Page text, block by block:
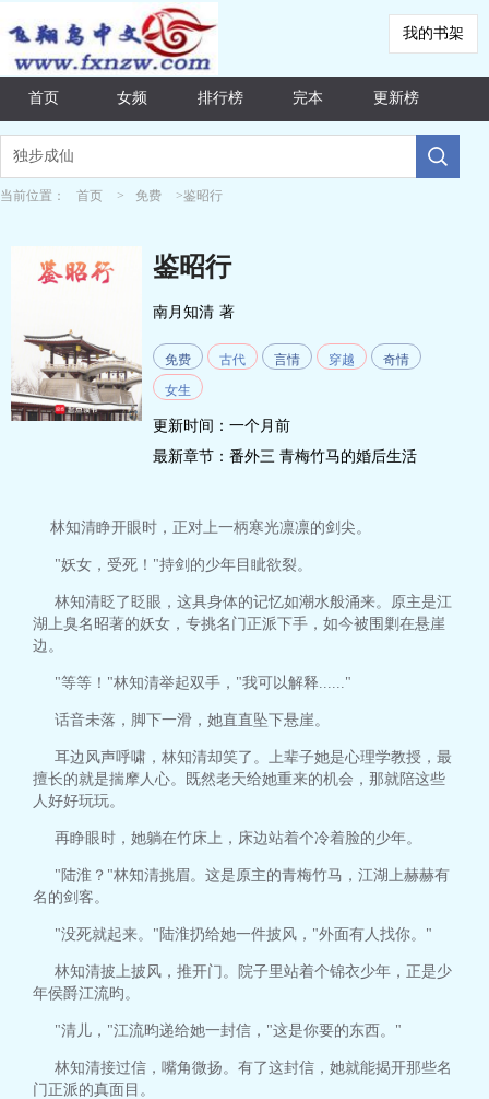
我的书架
首页 女频 排行榜 完本 更新榜
当前位置： 首页 > 免费 >鉴昭行
鉴昭行
南月知清 著
免费 古代 言情 穿越
奇情
女生
更新时间：一个月前
最新章节： 番外三 青梅竹马的婚后生活
林知清睁开眼时，正对上一柄寒光凛凛的剑尖。
"妖女，受死！"持剑的少年目眦欲裂。
林知清眨了眨眼，这具身体的记忆如潮水般涌来。原主是江
湖上臭名昭著的妖女，专挑名门正派下手，如今被围剿在悬崖
边。
"等等！"林知清举起双手，"我可以解释......"
话音未落，脚下一滑，她直直坠下悬崖。
耳边风声呼啸，林知清却笑了。上辈子她是心理学教授，最
擅长的就是揣摩人心。既然老天给她重来的机会，那就陪这些
人好好玩玩。
再睁眼时，她躺在竹床上，床边站着个冷着脸的少年。
"陆淮？"林知清挑眉。这是原主的青梅竹马，江湖上赫赫有
名的剑客。
"没死就起来。"陆淮扔给她一件披风，"外面有人找你。"
林知清披上披风，推开门。院子里站着个锦衣少年，正是少
年侯爵江流昀。
"清儿，"江流昀递给她一封信，"这是你要的东西。"
林知清接过信，嘴角微扬。有了这封信，她就能揭开那些名
门正派的真面目。